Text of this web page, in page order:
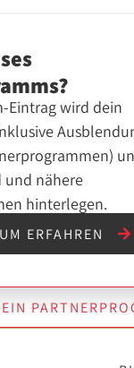
Eintrag wird dein
nähere
hinterlegen.
ERFAHREN